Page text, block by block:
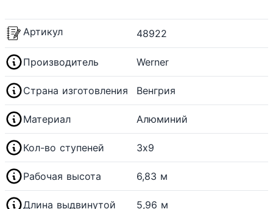
Артикул 48922
Производитель Werner
Страна изготовления Венгрия
Материал Алюминий
Кол-во ступеней 3х9
Рабочая высота 6,83 м
Длина выдвинутой 5,96 м